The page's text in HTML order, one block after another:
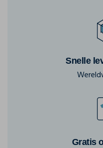
Snelle
Gratis